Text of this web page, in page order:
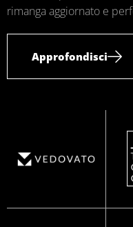
rimanga aggiornato e
Approfondisci